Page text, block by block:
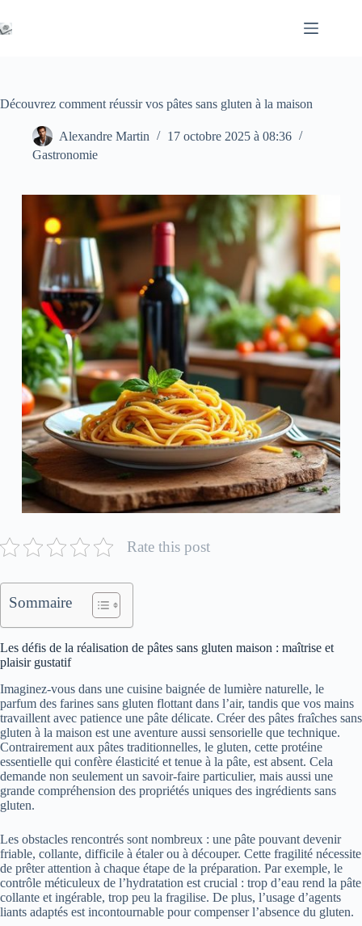
au
contenu
Découvrez comment réussir vos pâtes sans gluten à la maison
Alexandre Martin
17 octobre 2025 à 08:36
Gastronomie
Rate this post
Sommaire
Les défis de la réalisation de pâtes sans gluten maison : maîtrise et
plaisir gustatif
Imaginez-vous dans une cuisine baignée de lumière naturelle, le
parfum des farines sans gluten flottant dans l’air, tandis que vos mains
travaillent avec patience une pâte délicate. Créer des pâtes fraîches sans
gluten à la maison est une aventure aussi sensorielle que technique.
Contrairement aux pâtes traditionnelles, le gluten, cette protéine
essentielle qui confère élasticité et tenue à la pâte, est absent. Cela
demande non seulement un savoir-faire particulier, mais aussi une
grande compréhension des propriétés uniques des ingrédients sans
gluten.
Les obstacles rencontrés sont nombreux : une pâte pouvant devenir
friable, collante, difficile à étaler ou à découper. Cette fragilité nécessite
de prêter attention à chaque étape de la préparation. Par exemple, le
contrôle méticuleux de l’hydratation est crucial : trop d’eau rend la pâte
collante et ingérable, trop peu la fragilise. De plus, l’usage d’agents
liants adaptés est incontournable pour compenser l’absence du gluten.